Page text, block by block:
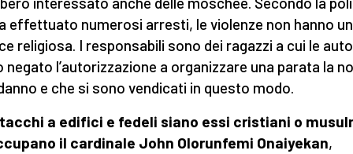
effettuato numerosi arresti, le violenze non hanno
religiosa. I responsabili sono dei ragazzi a cui le
negato l’autorizzazione a organizzare una parata la
e che si sono vendicati in questo modo.
a edifici e fedeli siano essi cristiani o
il cardinale John Olorunfemi Onaiyekan,